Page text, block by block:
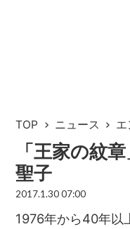
TOP ニュース エ
「王家の紋
聖子
2017.1.30 07:00
1976年から40年以